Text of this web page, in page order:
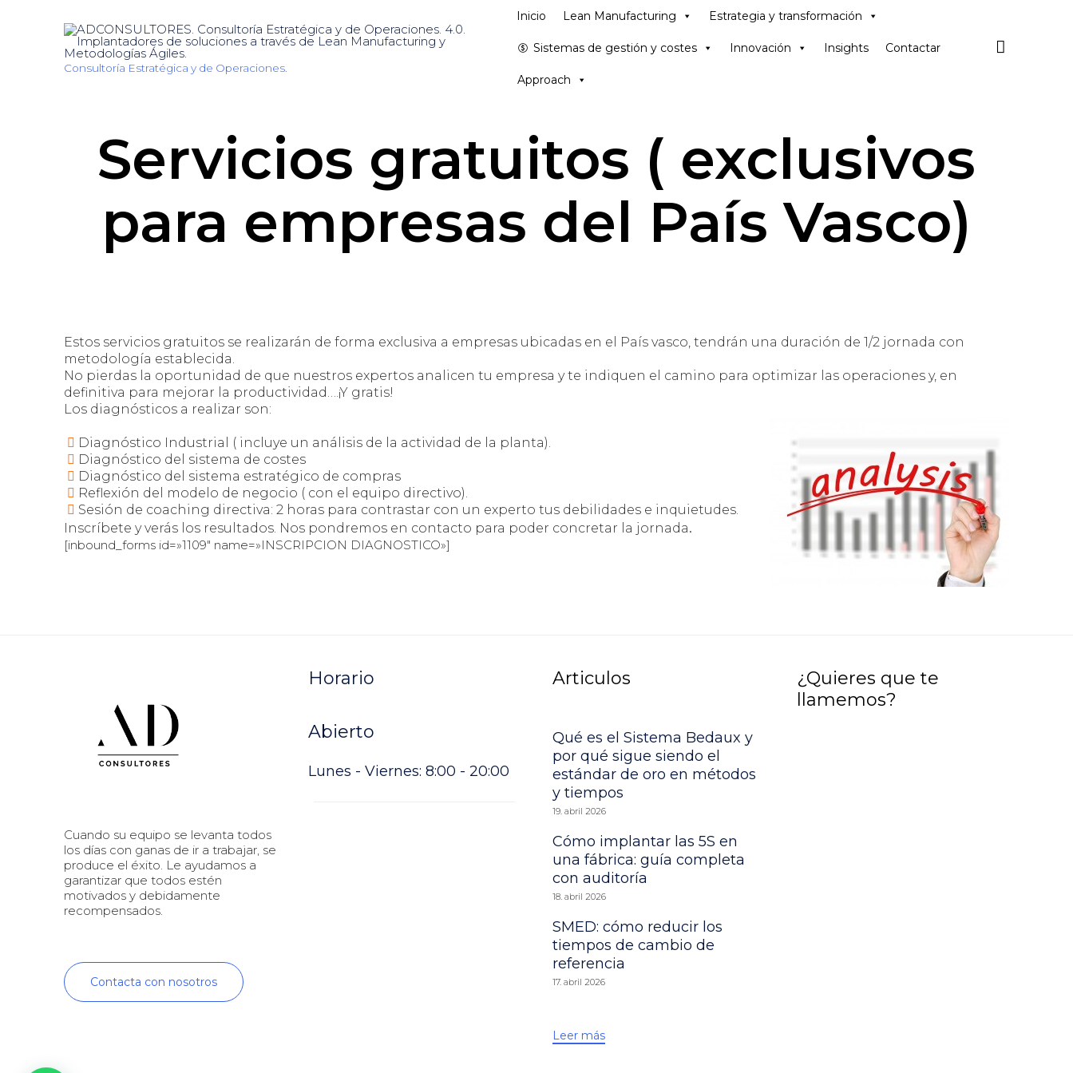
Consultoría Estratégica y de Operaciones.
content
Inicio Lean Manufacturing Estrategia y transformación
Sistemas de gestión y costes Innovación Insights Contactar
Approach

Servicios gratuitos ( exclusivos
para empresas del País Vasco)
Estos servicios gratuitos se realizarán de forma exclusiva a empresas ubicadas en el País vasco, tendrán una duración de 1/2 jornada con
metodología establecida.
No pierdas la oportunidad de que nuestros expertos analicen tu empresa y te indiquen el camino para optimizar las operaciones y, en
definitiva para mejorar la productividad….¡Y gratis!
Los diagnósticos a realizar son:
Diagnóstico Industrial ( incluye un análisis de la actividad de la planta).
Diagnóstico del sistema de costes
Diagnóstico del sistema estratégico de compras
Reflexión del modelo de negocio ( con el equipo directivo).
Sesión de coaching directiva: 2 horas para contrastar con un experto tus debilidades e inquietudes.
Inscríbete y verás los resultados. Nos pondremos en contacto para poder concretar la jornada.
[inbound_forms id=»1109″ name=»INSCRIPCION DIAGNOSTICO»]
Cuando su equipo se levanta todos
los días con ganas de ir a trabajar, se
produce el éxito. Le ayudamos a
garantizar que todos estén
motivados y debidamente
recompensados.
Contacta con nosotros
Horario
Abierto
Lunes - Viernes: 8:00 - 20:00
Articulos
Qué es el Sistema Bedaux y
por qué sigue siendo el
estándar de oro en métodos
y tiempos
19. abril 2026
Cómo implantar las 5S en
una fábrica: guía completa
con auditoría
18. abril 2026
SMED: cómo reducir los
tiempos de cambio de
referencia
17. abril 2026
Leer más
¿Quieres que te
llamemos?